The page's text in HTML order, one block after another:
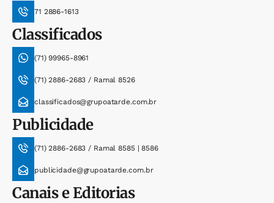
71 2886-1613
Classificados
(71) 99965-8961
(71) 2886-2683 / Ramal 8526
classificados@grupoatarde.com.br
Publicidade
(71) 2886-2683 / Ramal 8585 | 8586
publicidade@grupoatarde.com.br
Canais e Editorias